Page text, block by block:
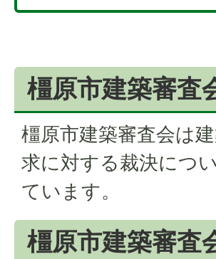
橿原市建築審査
橿原市建築審査会は
求に対する裁決につ
ています。
橿原市建築審査